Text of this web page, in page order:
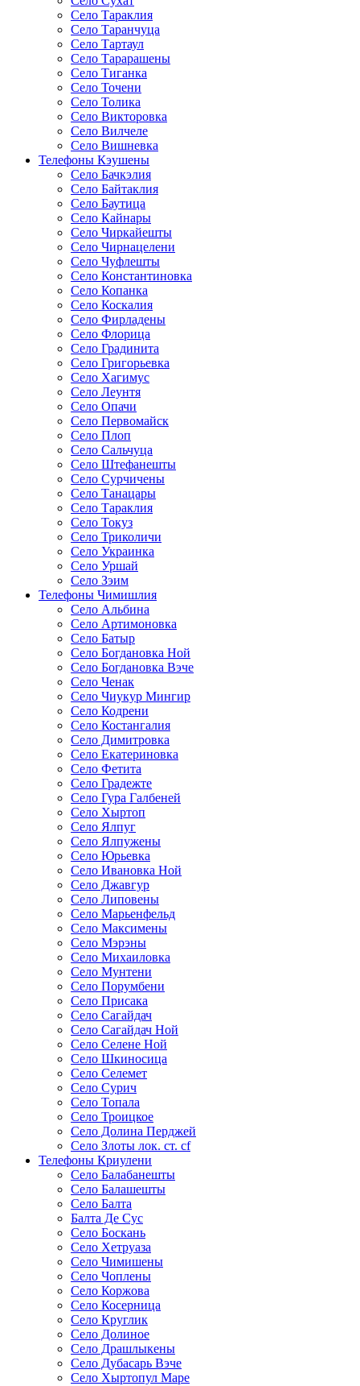
Село Тараклия
Село Таранчуца
Село Тартаул
Село Тарарашены
Село Тиганка
Село Точени
Село Толика
Село Викторовка
Село Вилчеле
Село Вишневка
Телефоны Кэушены
Село Бачкэлия
Село Байтаклия
Село Баутица
Село Кайнары
Село Чиркайешты
Село Чирнацелени
Село Чуфлешты
Село Константиновка
Село Копанка
Село Коскалия
Село Фирладены
Село Флорица
Село Градинита
Село Григорьевка
Село Хагимус
Село Леунтя
Село Опачи
Село Первомайск
Село Плоп
Село Сальчуца
Село Штефанешты
Село Сурчичены
Село Танацары
Село Тараклия
Село Токуз
Село Триколичи
Село Украинка
Село Уршай
Село Зэим
Телефоны Чимишлия
Село Альбина
Село Артимоновка
Село Батыр
Село Богдановка Ной
Село Богдановка Вэче
Село Ченак
Село Чиукур Мингир
Село Кодрени
Село Костангалия
Село Димитровка
Село Екатериновка
Село Фетита
Село Градежте
Село Гура Галбеней
Село Хыртоп
Село Ялпуг
Село Ялпужены
Село Юрьевка
Село Ивановка Ной
Село Джавгур
Село Липовены
Село Марьенфельд
Село Максимены
Село Мэрэны
Село Михаиловка
Село Мунтени
Село Порумбени
Село Присака
Село Сагайдач
Село Сагайдач Ной
Село Селене Ной
Село Шкиносица
Село Селемет
Село Сурич
Село Топала
Село Троицкое
Село Долина Перджей
Село Злоты лок. ст. cf
Телефоны Криулени
Село Балабанешты
Село Балашешты
Село Балта
Балта Де Сус
Село Боскань
Село Хетруаза
Село Чимишены
Село Чоплены
Село Коржова
Село Косерница
Село Круглик
Село Долиное
Село Драшлыкены
Село Дубасарь Вэче
Село Хыртопул Маре